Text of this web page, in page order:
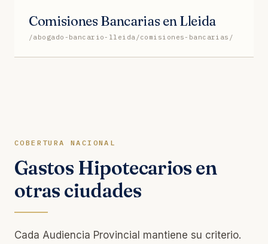
Comisiones Bancarias en Lleida
/abogado-bancario-lleida/comisiones-bancarias/
COBERTURA NACIONAL
Gastos Hipotecarios en
otras ciudades
Cada Audiencia Provincial mantiene su criterio.